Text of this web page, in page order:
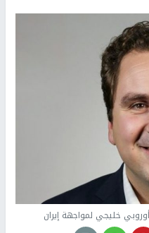
خليجي لمواجهة إيران